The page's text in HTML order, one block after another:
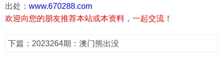
出处： www.670288.com
欢迎向您的朋友推荐本站或本资料，一起交流！
下篇：2023264期：澳门熊出没